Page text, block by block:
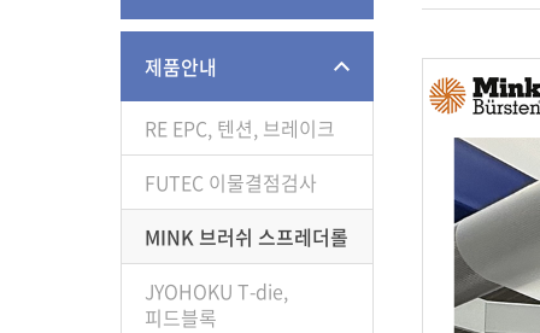
제품안내
RE EPC, 텐션, 브레이크
FUTEC 이물결점검사
MINK 브러쉬 스프레더롤
JYOHOKU T-die,
피드블록